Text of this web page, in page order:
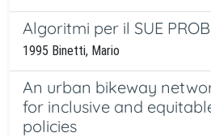
Algoritmi per il SUE
1995 Binetti, Mario
An urban bikeway
for inclusive and
policies